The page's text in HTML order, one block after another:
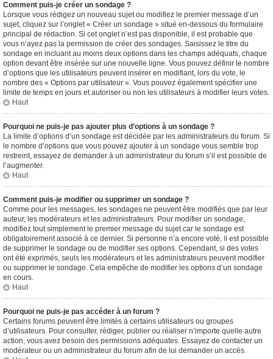
Comment puis-je créer un sondage ?
Lorsque vous rédigez un nouveau sujet ou modifiez le premier message d’un
sujet, cliquez sur l’onglet « Créer un sondage » situé en-dessous du formulaire
principal de rédaction. Si cet onglet n’est pas disponible, il est probable que
vous n’ayez pas la permission de créer des sondages. Saisissez le titre du
sondage en incluant au moins deux options dans les champs adéquats, chaque
option devant être insérée sur une nouvelle ligne. Vous pouvez définir le nombre
d’options que les utilisateurs peuvent insérer en modifiant, lors du vote, le
nombre des « Options par utilisateur ». Vous pouvez également spécifier une
limite de temps en jours et autoriser ou non les utilisateurs à modifier leurs votes.
Haut
Pourquoi ne puis-je pas ajouter plus d’options à un sondage ?
La limite d’options d’un sondage est décidée par les administrateurs du forum. Si
le nombre d’options que vous pouvez ajouter à un sondage vous semble trop
restreint, essayez de demander à un administrateur du forum s’il est possible de
l’augmenter.
Haut
Comment puis-je modifier ou supprimer un sondage ?
Comme pour les messages, les sondages ne peuvent être modifiés que par leur
auteur, les modérateurs et les administrateurs. Pour modifier un sondage,
modifiez tout simplement le premier message du sujet car le sondage est
obligatoirement associé à ce dernier. Si personne n’a encore voté, il est possible
de supprimer le sondage ou de modifier ses options. Cependant, si des votes
ont été exprimés, seuls les modérateurs et les administrateurs peuvent modifier
ou supprimer le sondage. Cela empêche de modifier les options d’un sondage
en cours.
Haut
Pourquoi ne puis-je pas accéder à un forum ?
Certains forums peuvent être limités à certains utilisateurs ou groupes
d’utilisateurs. Pour consulter, rédiger, publier ou réaliser n’importe quelle autre
action, vous avez besoin des permissions adéquates. Essayez de contacter un
modérateur ou un administrateur du forum afin de lui demander un accès.